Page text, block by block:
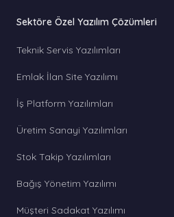
Sektöre Özel Yazılım Çözümleri
Teknik Servis Yazılımları
Emlak İlan Site Yazılımı
İş Platform Yazılımları
Üretim Sanayi Yazılımları
Stok Takip Yazılımları
Bağış Yönetim Yazılımı
Müşteri Sadakat Yazılımı